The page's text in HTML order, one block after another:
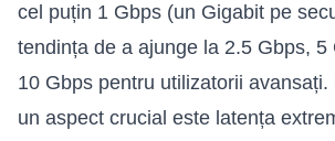
cel puțin 1 Gbps (un Gigabit pe
tendința de a ajunge la 2.5 Gbps, 5
10 Gbps pentru utilizatorii avansați.
un aspect crucial este latența